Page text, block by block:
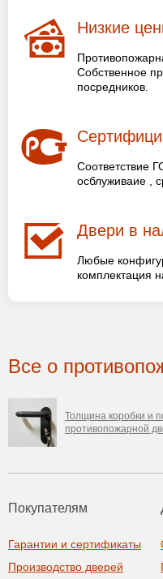
Низкие
Собственное
посредников.
Соответствие
осблуживаие ,
Двери в
Любые
комплектация
Все о
Толщина коробки и
противопожарной
Покупателям
Гарантии и сертификаты
Производство дверей